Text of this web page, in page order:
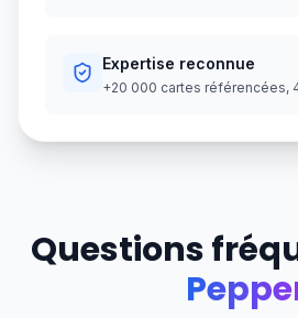
Expertise reconnue
+20 000 cartes référencées,
Questions